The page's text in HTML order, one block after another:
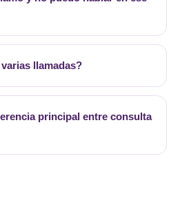
llamadas?
principal entre consulta